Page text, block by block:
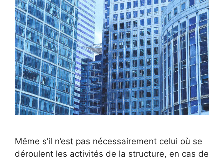
Même s’il n’est pas nécessairement celui où se
déroulent les activités de la structure, en cas de